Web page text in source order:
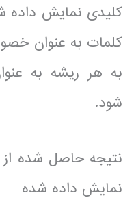
کلیدی نمایش داده
به هر ریشه به
شود.
نتیجه حاصل شده
نمایش داده شده